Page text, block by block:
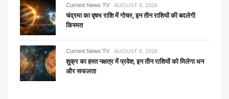
Current News TV AUGUST 6, 2026
चंद्रमा का वृषभ राशि में गोचर, इन तीन राशियों की बदलेगी
किस्मत
Current News TV AUGUST 6, 2026
शुक्र का हस्त नक्षत्र में प्रवेश, इन तीन राशियों को मिलेगा धन
और सफलता